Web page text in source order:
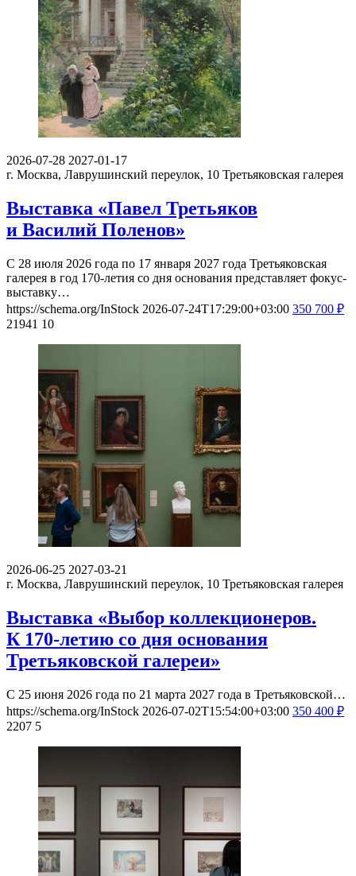
2026-07-28 2027-01-17
г. Москва, Лаврушинский переулок, 10 Третьяковская галерея
Выставка «Павел Третьяков
и Василий Поленов»
С 28 июля 2026 года по 17 января 2027 года Третьяковская
галерея в год 170-летия со дня основания представляет фокус-
выставку…
https://schema.org/InStock 2026-07-24T17:29:00+03:00 350 700 ₽
21941 10
2026-06-25 2027-03-21
г. Москва, Лаврушинский переулок, 10 Третьяковская галерея
Выставка «Выбор коллекционеров.
К 170-летию со дня основания
Третьяковской галереи»
С 25 июня 2026 года по 21 марта 2027 года в Третьяковской…
https://schema.org/InStock 2026-07-02T15:54:00+03:00 350 400 ₽
2207 5